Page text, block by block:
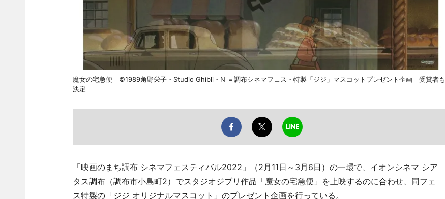
魔女の宅急便 ©1989角野栄子・Studio Ghibli・N ＝調布シネマフェス・特製「ジジ」マスコットプレゼント企画 受賞者も
決定
「映画のまち調布 シネマフェスティバル2022」（2月11日～3月6日）の一環で、イオンシネマ シア
タス調布（調布市小島町2）でスタジオジブリ作品「魔女の宅急便」を上映するのに合わせ、同フェ
ス特製の「ジジ オリジナルマスコット」のプレゼント企画を行っている。